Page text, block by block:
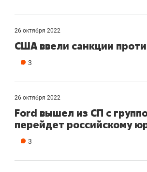
26 октября 2022
США ввели санкции
3
26 октября 2022
Ford вышел из СП с
перейдет российскому
3